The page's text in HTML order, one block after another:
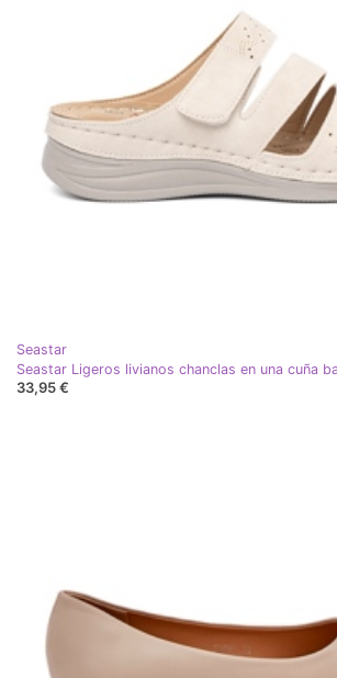
Seastar
Seastar Ligeros livianos chanclas en una cuña
33,95 €